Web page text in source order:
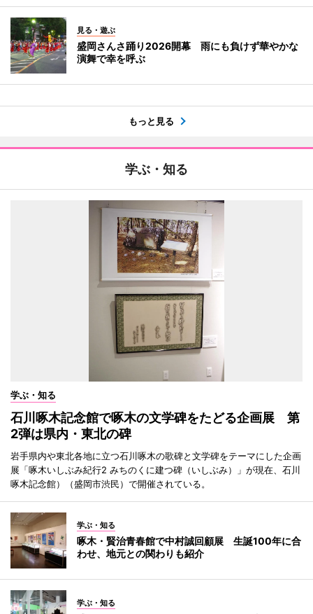
見る・遊ぶ
盛岡さんさ踊り2026開幕 雨にも負けず華やかな
演舞で幸を呼ぶ
もっと見る
学ぶ・知る
学ぶ・知る
石川啄木記念館で啄木の文学碑をたどる企画展 第
2弾は県内・東北の碑
岩手県内や東北各地に立つ石川啄木の歌碑と文学碑をテーマにした企画
展「啄木いしぶみ紀行2 みちのくに建つ碑（いしぶみ）」が現在、石川
啄木記念館）（盛岡市渋民）で開催されている。
学ぶ・知る
啄木・賢治青春館で中村誠回顧展 生誕100年に合
わせ、地元との関わりも紹介
学ぶ・知る